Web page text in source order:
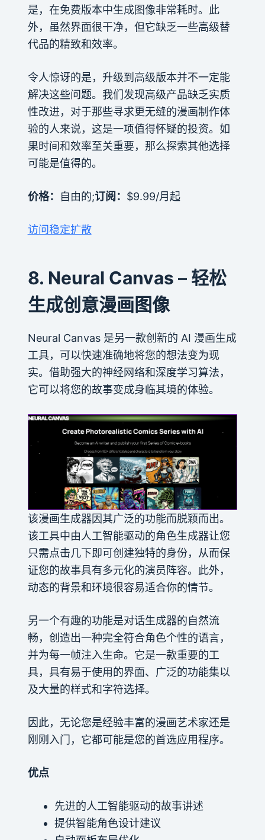
是，在免费版本中生成图像非常耗时。此
外，虽然界面很干净，但它缺乏一些高级替
代品的精致和效率。
令人惊讶的是，升级到高级版本并不一定能
解决这些问题。我们发现高级产品缺乏实质
性改进，对于那些寻求更无缝的漫画制作体
验的人来说，这是一项值得怀疑的投资。如
果时间和效率至关重要，那么探索其他选择
可能是值得的。
价格： 自由的;订阅： $9.99/月起
访问稳定扩散
8. Neural Canvas – 轻松
生成创意漫画图像
Neural Canvas 是另一款创新的 AI 漫画生成
工具，可以快速准确地将您的想法变为现
实。借助强大的神经网络和深度学习算法，
它可以将您的故事变成身临其境的体验。
该漫画生成器因其广泛的功能而脱颖而出。
该工具中由人工智能驱动的角色生成器让您
只需点击几下即可创建独特的身份，从而保
证您的故事具有多元化的演员阵容。此外，
动态的背景和环境很容易适合你的情节。
另一个有趣的功能是对话生成器的自然流
畅，创造出一种完全符合角色个性的语言，
并为每一帧注入生命。它是一款重要的工
具，具有易于使用的界面、广泛的功能集以
及大量的样式和字符选择。
因此，无论您是经验丰富的漫画艺术家还是
刚刚入门，它都可能是您的首选应用程序。
优点
先进的人工智能驱动的故事讲述
提供智能角色设计建议